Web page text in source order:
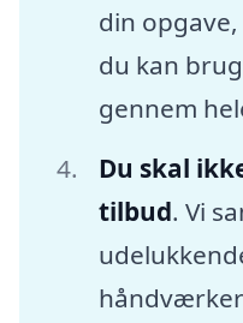
din
du kan
gennem
Du skal
tilbud. Vi